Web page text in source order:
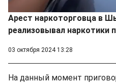
Арест наркоторговца в
реализовывал наркотики
03 октября 2024 13:28
На данный момент